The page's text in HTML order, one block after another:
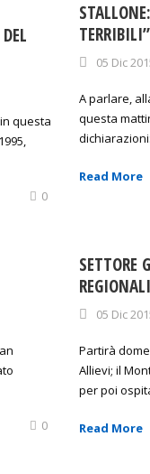
questa
0
TERRIBILI”
05 Dic
A parlare,
questa
Read More
0
SETTORE
REGIONALI
05 Dic
Partirà
Allievi; il
per poi
Read More